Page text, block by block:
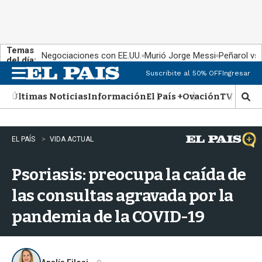
Temas
del día: Negociaciones con EE.UU. Murió Jorge Messi Peñarol
n
u
Suscribite al 50% OFFIngresar
Últimas NoticiasInformaciónEl País +OvaciónTV Show
M
o
s
t
r
r
b
EL PAÍS VIDA ACTUAL
Psoriasis: preocupa la caída de
las consultas agravada por la
pandemia de la COVID-19